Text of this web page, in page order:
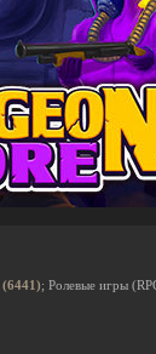
(6441); Ролевые игры